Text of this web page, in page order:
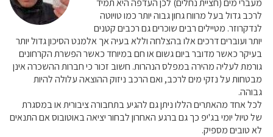
מעברי מים (חציית נחלים) לכן העדפה היא תמיד
לרכב גדול בעל מרווח גחון גבוה יותר כמו טויוטה
לנדקרוזר. מטיילים רבים שוכרים גם רכבים קטנים
יותר ועוברים דרכים אלו בהצלחה וללא בעיה אך אלמנט הסיכון גדול יותר
בעיקר כאשר מדובר ביום גשום או חם במיוחד כאשר הפשרת הקרחונים
גורמת לעליה מהירה במפלס הנהרות. חשוב זכור כי חברות ההשכרה אינן
מבטחות על נזקי מים לרכב, ואם הרכב ניזוק ההוצאה עלולה להיות
גבוהה.
לכל אחד מהאתרים הללו ניתן גם להגיע בתחבורה ציבורית או במסגרת
של טיול יומי בג'יפ כך גם ברגע האחרון לבחור יציאה באוטובוס אם התנאים
לא טובים מספיק.